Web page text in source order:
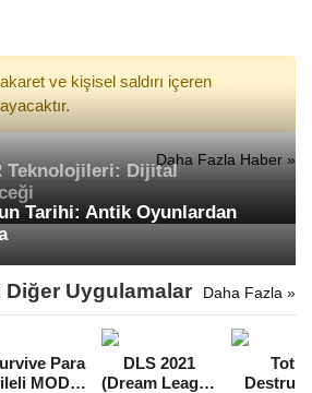
ve kişisel saldırı içeren
Daha Fazla Haber »
Teknolojileri: Dijital
Tarihi: Antik Oyunlardan
Uygulamalar Daha Fazla »
Para
MOD
DLS 2021
(Dream League
Total